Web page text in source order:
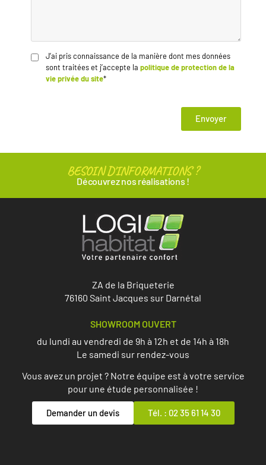
J’ai pris connaissance de la manière dont mes données
sont traitées et j’accepte lapolitique de protection de la
vie privée du site*
Envoyer
BESOIN D'INFORMATIONS ?
Découvrez nos réalisations !
ZA de la Briqueterie
76160 Saint Jacques sur Darnétal
SHOWROOM OUVERT
du lundi au vendredi de 9h à 12h et de 14h à 18h
Le samedi sur rendez-vous
Vous avez un projet ? Notre équipe est à votre service
pour une étude personnalisée !
Demander un devis Tél. : 02 35 61 14 30